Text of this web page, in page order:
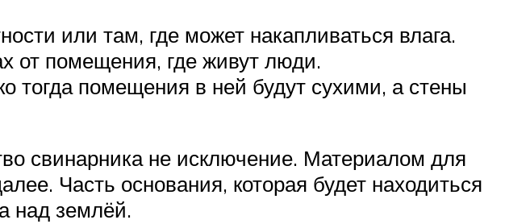
или там, где может накапливаться влага.
от помещения, где живут люди.
тогда помещения в ней будут сухими, а стены
свинарника не исключение. Материалом для
Часть основания, которая будет находиться
над землёй.